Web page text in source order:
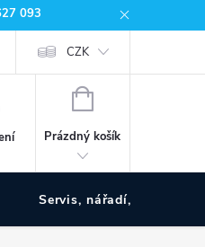
093
CZK
NÁKUPNÍ
Prázdný košík
Servis, nářadí, pumpy